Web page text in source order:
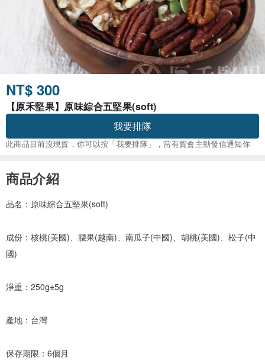
NT$ 300
【原禾堅果】原味綜合五堅果(soft)
我要排隊
此商品目前沒現貨，你可以按「我要排隊」，當有貨會主動發信通知你
商品介紹
品名：原味綜合五堅果(soft)
成份：核桃(美國)、腰果(越南)、南瓜子(中國)、胡桃(美國)、松子(中
國)
淨重：250g±5g
產地：台灣
保存期限：6個月